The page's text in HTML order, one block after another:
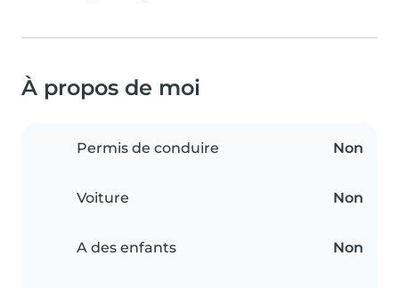
À propos de moi
Permis de conduire Non
Voiture Non
A des enfants Non